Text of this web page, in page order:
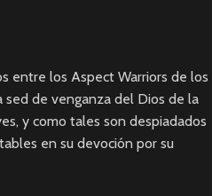
entre los Aspect Warriors de los
de venganza del Dios de la
y como tales son despiadados
en su devoción por su